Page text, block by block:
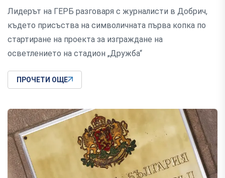
Лидерът на ГЕРБ разговаря с журналисти в Добрич,
където присъства на символичната първа копка по
стартиране на проекта за изграждане на
осветлението на стадион „Дружба“
ПРОЧЕТИ ОЩЕ